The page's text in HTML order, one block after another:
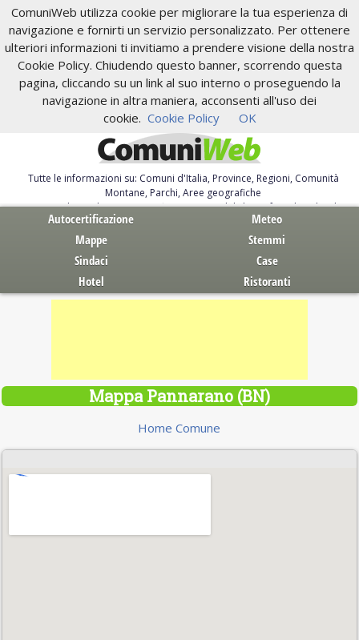
ComuniWeb utilizza cookie per migliorare la tua esperienza di
navigazione e fornirti un servizio personalizzato. Per ottenere
ulteriori informazioni ti invitiamo a prendere visione della nostra
Cookie Policy. Chiudendo questo banner, scorrendo questa
pagina, cliccando su un link al suo interno o proseguendo la
navigazione in altra maniera, acconsenti all'uso dei
cookie. Cookie Policy OK
Tutte le informazioni su: Comuni d'Italia, Province, Regioni, Comunità
Montane, Parchi, Aree geografiche
Servizi al Cittadino. Autocertificazione, moduli, leggi, free download
Autocertificazione
Meteo
Mappe
Stemmi
Sindaci
Case
Hotel
Ristoranti
Mappa Pannarano (BN)
Home Comune